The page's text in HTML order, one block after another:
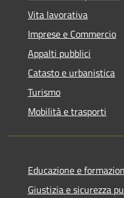
Vita lavorativa
Imprese e Commercio
Appalti pubblici
Catasto e urbanistica
Turismo
Mobilità e trasporti
Educazione e
Giustizia e sicurezza